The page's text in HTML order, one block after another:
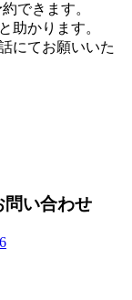
できます。
助かります。
にてお願いいた